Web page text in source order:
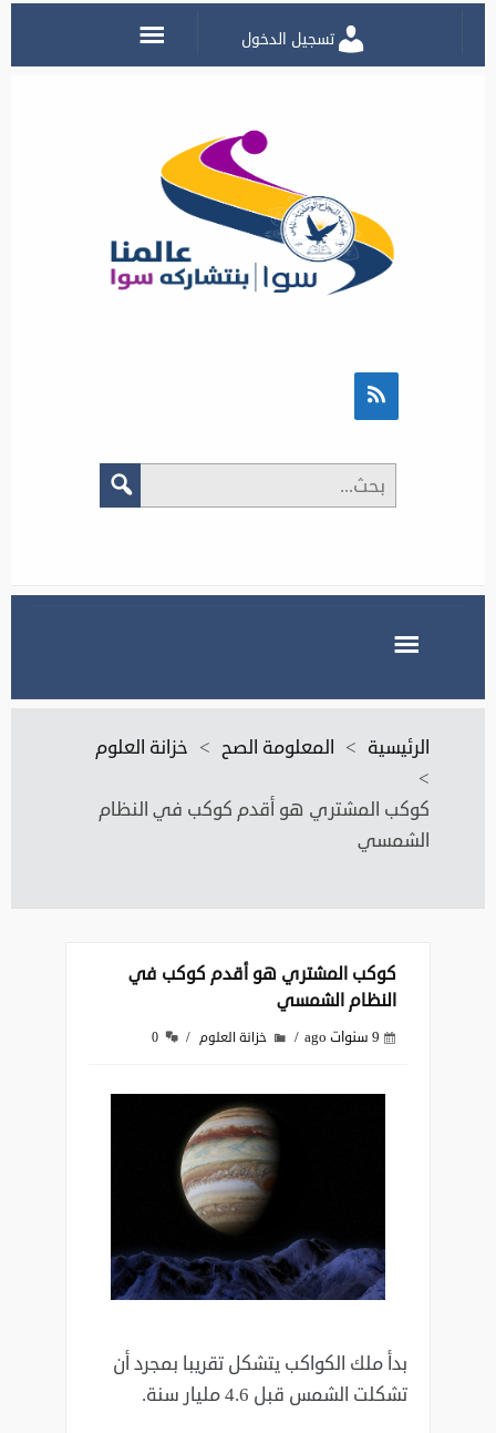
تسجيل الدخول
الرئيسية > المعلومة الصح > خزانة العلوم
>
كوكب المشتري هو أقدم كوكب في النظام
الشمسي
كوكب المشتري هو أقدم كوكب في
النظام الشمسي
9 سنوات ago خزانة العلوم 0
بدأ ملك الكواكب يتشكل تقريبا بمجرد أن
تشكلت الشمس قبل 4.6 مليار سنة.